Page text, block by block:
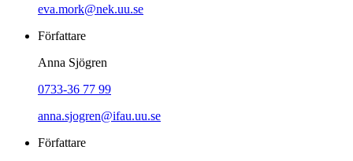
eva.mork@nek.uu.se
Författare
Anna Sjögren
0733-36 77 99
anna.sjogren@ifau.uu.se
Författare